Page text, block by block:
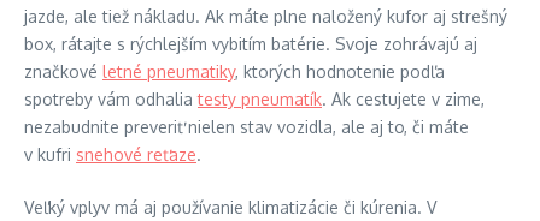
jazde, ale tiež nákladu. Ak máte plne naložený kufor aj strešný
box, rátajte s rýchlejším vybitím batérie. Svoje zohrávajú aj
značkové letné pneumatiky, ktorých hodnotenie podľa
spotreby vám odhaliatesty pneumatík. Ak cestujete v zime,
nezabudnite preveriť nielen stav vozidla, ale aj to, či máte
v kufri snehové reťaze.
Veľký vplyv má aj používanie klimatizácie či kúrenia. V